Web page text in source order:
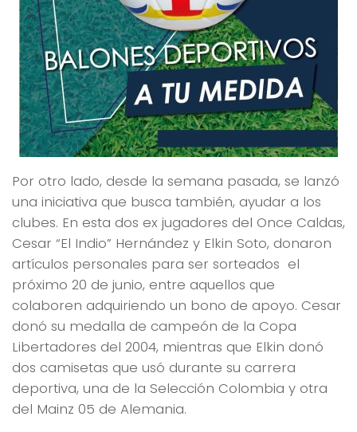
Por otro lado, desde la semana pasada, se lanzó
una iniciativa que busca también, ayudar a los
clubes. En esta dos ex jugadores del Once Caldas,
Cesar “El Indio” Hernández y Elkin Soto, donaron
artículos personales para ser sorteados el
próximo 20 de junio, entre aquellos que
colaboren adquiriendo un bono de apoyo. Cesar
donó su medalla de campeón de la Copa
Libertadores del 2004, mientras que Elkin donó
dos camisetas que usó durante su carrera
deportiva, una de la Selección Colombia y otra
del Mainz 05 de Alemania.